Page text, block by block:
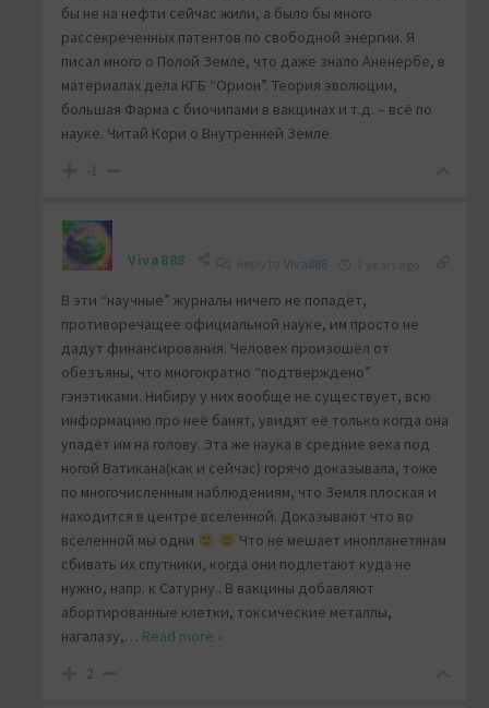
бы не на нефти сейчас жили, а было бы много
рассекреченных патентов по свободной энергии. Я
писал много о Полой Земле, что даже знало Аненербе, в
материалах дела КГБ “Орион”. Теория эволюции,
большая Фарма с биочипами в вакцинах и т.д. – всё по
науке. Читай Кори о Внутренней Земле.
-1
Viva888 Viva888
В эти “научные” журналы ничего не попадёт,
противоречащее официальной науке, им просто не
дадут финансирования. Человек произошёл от
обезъяны, что многократно “подтверждено”
гэнэтиками. Нибиру у них вообще не существует, всю
информацию про неё банят, увидят её только когда она
упадёт им на голову. Эта же наука в средние века под
ногой Ватикана(как и сейчас) горячо доказывала, тоже
по многочисленным наблюдениям, что Земля плоская и
находится в центре вселенной. Доказывают что во
вселенной мы одни
Что не мешает инопланетянам
сбивать их спутники, когда они подлетают куда не
нужно, напр. к Сатурну.. В вакцины добавляют
абортированные клетки, токсические металлы,
нагалазу,… Read more »
2